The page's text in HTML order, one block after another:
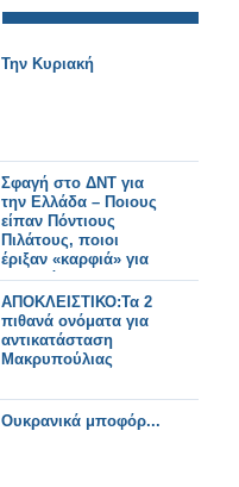
Την Κυριακή
Σφαγή στο ΔΝΤ για
την Ελλάδα – Ποιους
είπαν Πόντιους
Πιλάτους, ποιοι
έριξαν «καρφιά» για
Σαμαρά - Όλο το
παρασκήνιο
ΑΠΟΚΛΕΙΣΤΙΚΟ:Τα 2
πιθανά ονόματα για
αντικατάσταση
Μακρυπούλιας
Ουκρανικά μποφόρ...